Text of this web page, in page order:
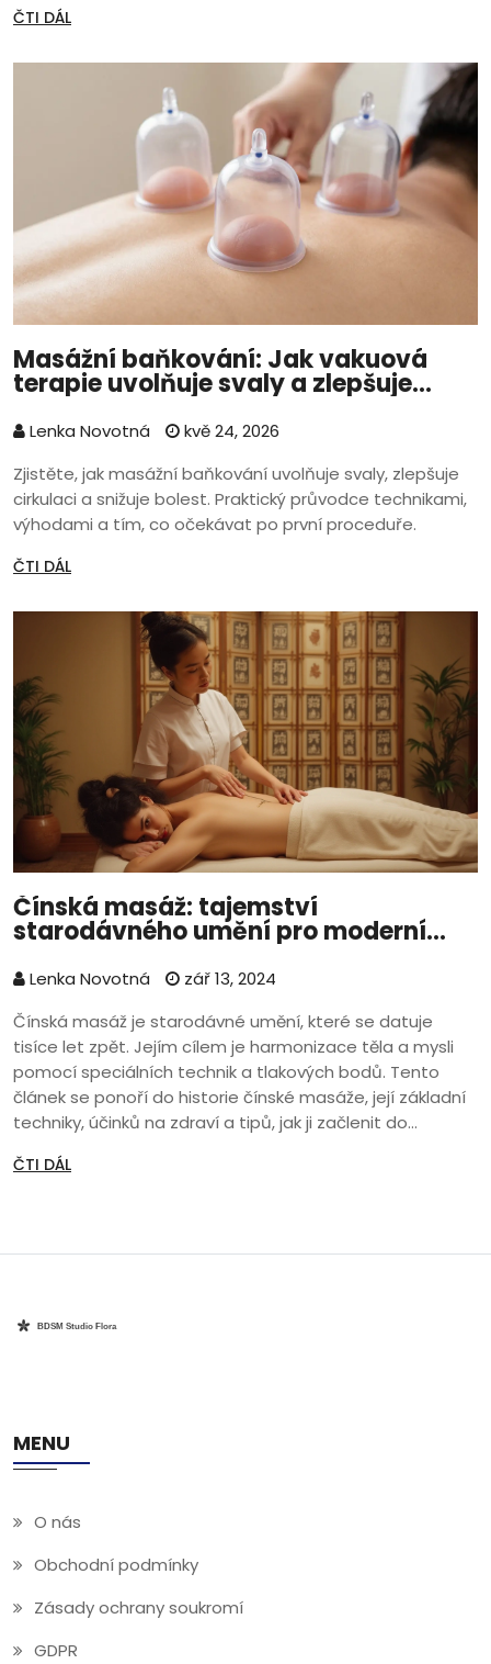
ČTI DÁL
Masážní baňkování: Jak vakuová
terapie uvolňuje svaly a zlepšuje
kvalitu života
Lenka Novotná
kvě 24, 2026
Zjistěte, jak masážní baňkování uvolňuje svaly, zlepšuje
cirkulaci a snižuje bolest. Praktický průvodce technikami,
výhodami a tím, co očekávat po první proceduře.
ČTI DÁL
Čínská masáž: tajemství
starodávného umění pro moderní
Lenka Novotná
zář 13, 2024
Čínská masáž je starodávné umění, které se datuje
tisíce let zpět. Jejím cílem je harmonizace těla a mysli
pomocí speciálních technik a tlakových bodů. Tento
článek se ponoří do historie čínské masáže, její základní
techniky, účinků na zdraví a tipů, jak ji začlenit do
ČTI DÁL
MENU
O nás
Obchodní podmínky
Zásady ochrany soukromí
GDPR